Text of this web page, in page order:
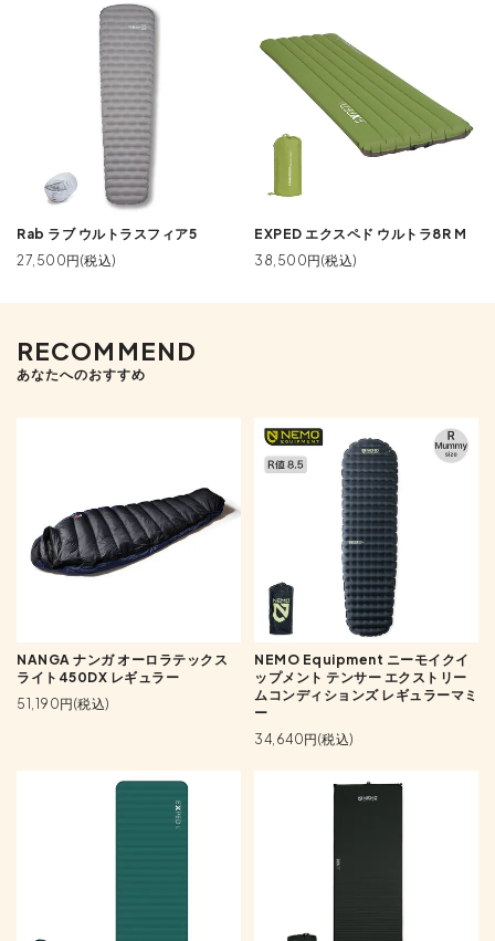
Rab ラブ ウルトラスフィア5
27,500円(税込)
EXPED エクスペド ウルトラ8R M
38,500円(税込)
RECOMMEND
あなたへのおすすめ
NANGA ナンガ オーロラテックス
ライト450DX レギュラー
51,190円(税込)
NEMO Equipment ニーモイクイ
ップメント テンサー エクストリー
ムコンディションズ レギュラーマミ
ー
34,640円(税込)